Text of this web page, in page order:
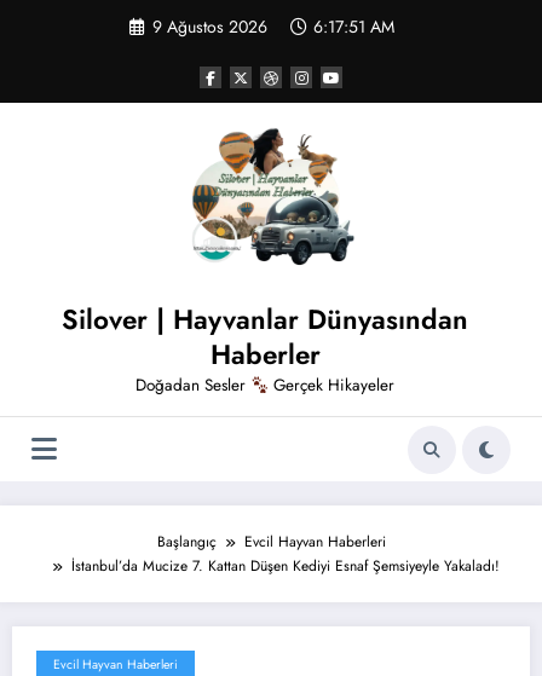
9 Ağustos 2026 6:17:52 AM
Silover | Hayvanlar Dünyasından
Haberler
Doğadan Sesler Gerçek Hikayeler
Başlangıç
Evcil Hayvan Haberleri
İstanbul’da Mucize 7. Kattan Düşen Kediyi Esnaf Şemsiyeyle Yakaladı!
Evcil Hayvan Haberleri